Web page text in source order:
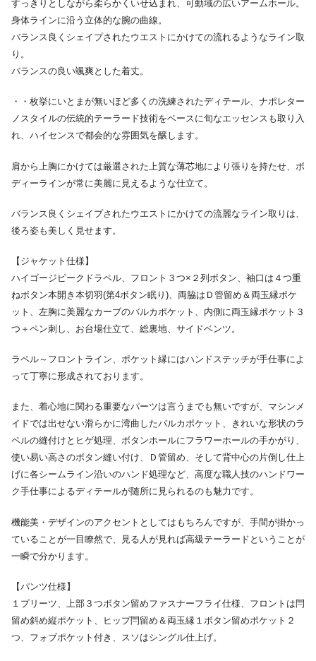
すっきりとしながら柔らかくいせ込まれ、可動域の広いアームホール。
身体ラインに沿う立体的な腕の曲線。
バランス良くシェイプされたウエストにかけての流れるようなライン取
り。
バランスの良い颯爽とした着丈。
・・枚挙にいとまが無いほど多くの洗練されたディテール、ナポレター
ノスタイルの伝統的テーラード技術をベースに旬なエッセンスも取り入
れ、ハイセンスで都会的な雰囲気を醸します。
肩から上胸にかけては厳選された上質な薄芯地により張りを持たせ、ボ
ディーラインが常に美麗に見えるような仕立て。
バランス良くシェイプされたウエストにかけての流麗なライン取りは、
後ろ姿も美しく見せます。
【ジャケット仕様】
ハイゴージピークドラペル、フロント３つ×２列ボタン、袖口は４つ重
ねボタン本開き本切羽(第4ボタン眠り)、両脇はＤ管留め＆両玉縁ポケ
ット、左胸に美麗なカーブのバルカポケット、内側に両玉縁ポケット３
つ＋ペン刺し、お台場仕立て、総裏地、サイドベンツ。
ラペル～フロントライン、ポケット縁にはハンドステッチが手仕事によ
って丁寧に形成されております。
また、着心地に関わる重要なパーツは言うまでも無いですが、マシンメ
イドでは出せない滑らかに湾曲したバルカポケット、きれいな形状のラ
ペルの縫付けとヒゲ処理、ボタンホールにフラワーホールの手かがり、
使い易い高さのボタン縫い付け、Ｄ管留め、そして背中心の片倒し仕上
げに各シームライン沿いのハンド処理など、高度な職人技のハンドワー
ク手仕事によるディテールが随所に見られるのも魅力です。
機能美・デザインのアクセントとしてはもちろんですが、手間が掛かっ
ていることが一目瞭然で、見る人が見れば高級テーラードということが
一瞬で分かります。
【パンツ仕様】
１プリーツ、上部３つボタン留めファスナーフライ仕様、フロントは閂
留め斜め縦ポケット、ヒップ閂留め＆両玉縁１ボタン留めポケット２
つ、フォブポケット付き、スソはシングル仕上げ。